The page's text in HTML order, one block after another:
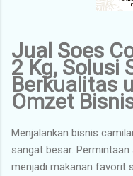
Jual Soes
2 Kg, Solusi
Berkualitas
Omzet
Menjalankan bisnis
sangat besar.
menjadi makanan favorit